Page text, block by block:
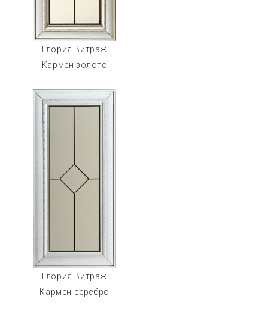
Глория Витраж
Кармен золото
Глория Витраж
Кармен серебро